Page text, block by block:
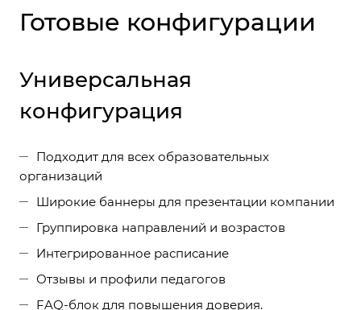
Готовые конфигурации
Универсальная
конфигурация
Подходит для всех образовательных
организаций
Широкие баннеры для презентации компании
Группировка направлений и возрастов
Интегрированное расписание
Отзывы и профили педагогов
FAQ-блок для повышения доверия.